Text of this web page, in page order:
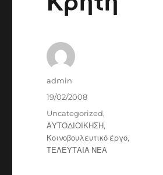
Author
admin
Posted
19/02/2008
Categories
Uncategorized,
ΑΥΤΟΔΙΟΙΚΗΣΗ,
Κοινοβουλευτικό έργο,
ΤΕΛΕΥΤΑΙΑ ΝΕΑ